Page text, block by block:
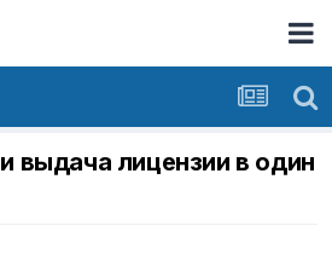
выдача лицензии в один